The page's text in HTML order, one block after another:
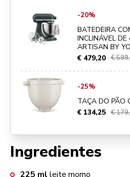
Ingredientes
225 ml leite morno
Go toBATEDEIRA COM TOPO
-20%
BATEDEIRA
INCLINÁVEL DE
ARTISAN BY
€ 479,20 €
Go toTAÇA DO PÃO COM TAMPA
-25%
TAÇA DO PÃO
€ 134,25 €